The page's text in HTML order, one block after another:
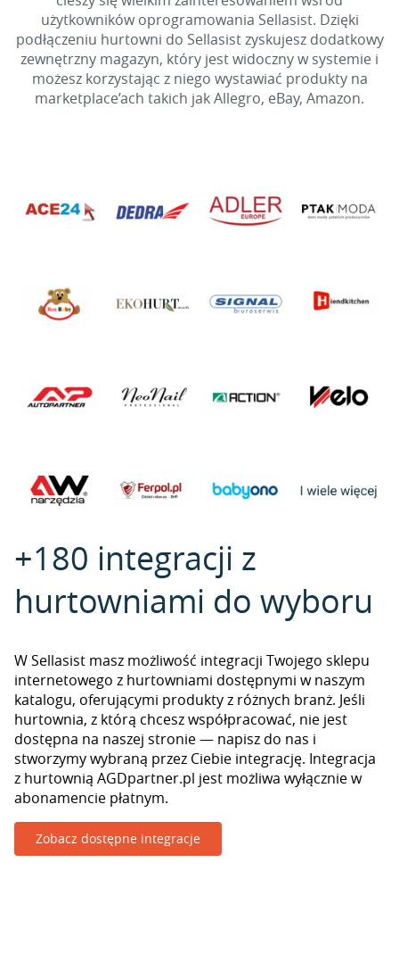
użytkowników oprogramowania Sellasist. Dzięki
podłączeniu hurtowni do Sellasist zyskujesz dodatkowy
zewnętrzny magazyn, który jest widoczny w systemie i
możesz korzystając z niego wystawiać produkty na
marketplace’ach takich jak Allegro, eBay, Amazon.
+180 integracji z
hurtowniami do wyboru
W Sellasist masz możliwość integracji Twojego sklepu
internetowego z hurtowniami dostępnymi w naszym
katalogu, oferującymi produkty z różnych branż. Jeśli
hurtownia, z którą chcesz współpracować, nie jest
dostępna na naszej stronie — napisz do nas i
stworzymy wybraną przez Ciebie integrację. Integracja
z hurtownią AGDpartner.pl jest możliwa wyłącznie w
abonamencie płatnym.
Zobacz dostępne integracje